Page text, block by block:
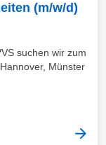
(m/w/d)
suchen wir zum
Münster